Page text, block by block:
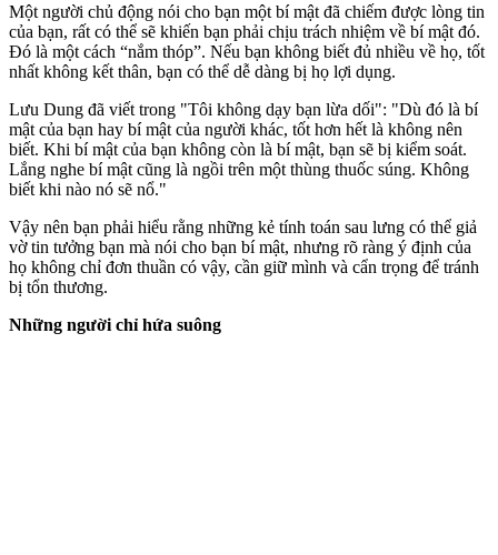
Một người chủ động nói cho bạn một bí mật đã chiếm được lòng tin
của bạn, rất có thể sẽ khiến bạn phải chịu trách nhiệm về bí mật đó.
Đó là một cách “nắm thóp”. Nếu bạn không biết đủ nhiều về họ, tốt
nhất không kết thân, bạn có thể dễ dàng bị họ lợi dụng.
Lưu Dung đã viết trong "Tôi không dạy bạn lừa dối": "Dù đó là bí
mật của bạn hay bí mật của người khác, tốt hơn hết là không nên
biết. Khi bí mật của bạn không còn là bí mật, bạn sẽ bị kiểm soát.
Lắng nghe bí mật cũng là ngồi trên một thùng thuốc súng. Không
biết khi nào nó sẽ nổ."
Vậy nên bạn phải hiểu rằng những kẻ tính toán sau lưng có thể giả
vờ tin tưởng bạn mà nói cho bạn bí mật, nhưng rõ ràng ý định của
họ không chỉ đơn thuần có vậy, cần giữ mình và cẩn trọng để tránh
bị tổn thương.
Những người chỉ hứa suông